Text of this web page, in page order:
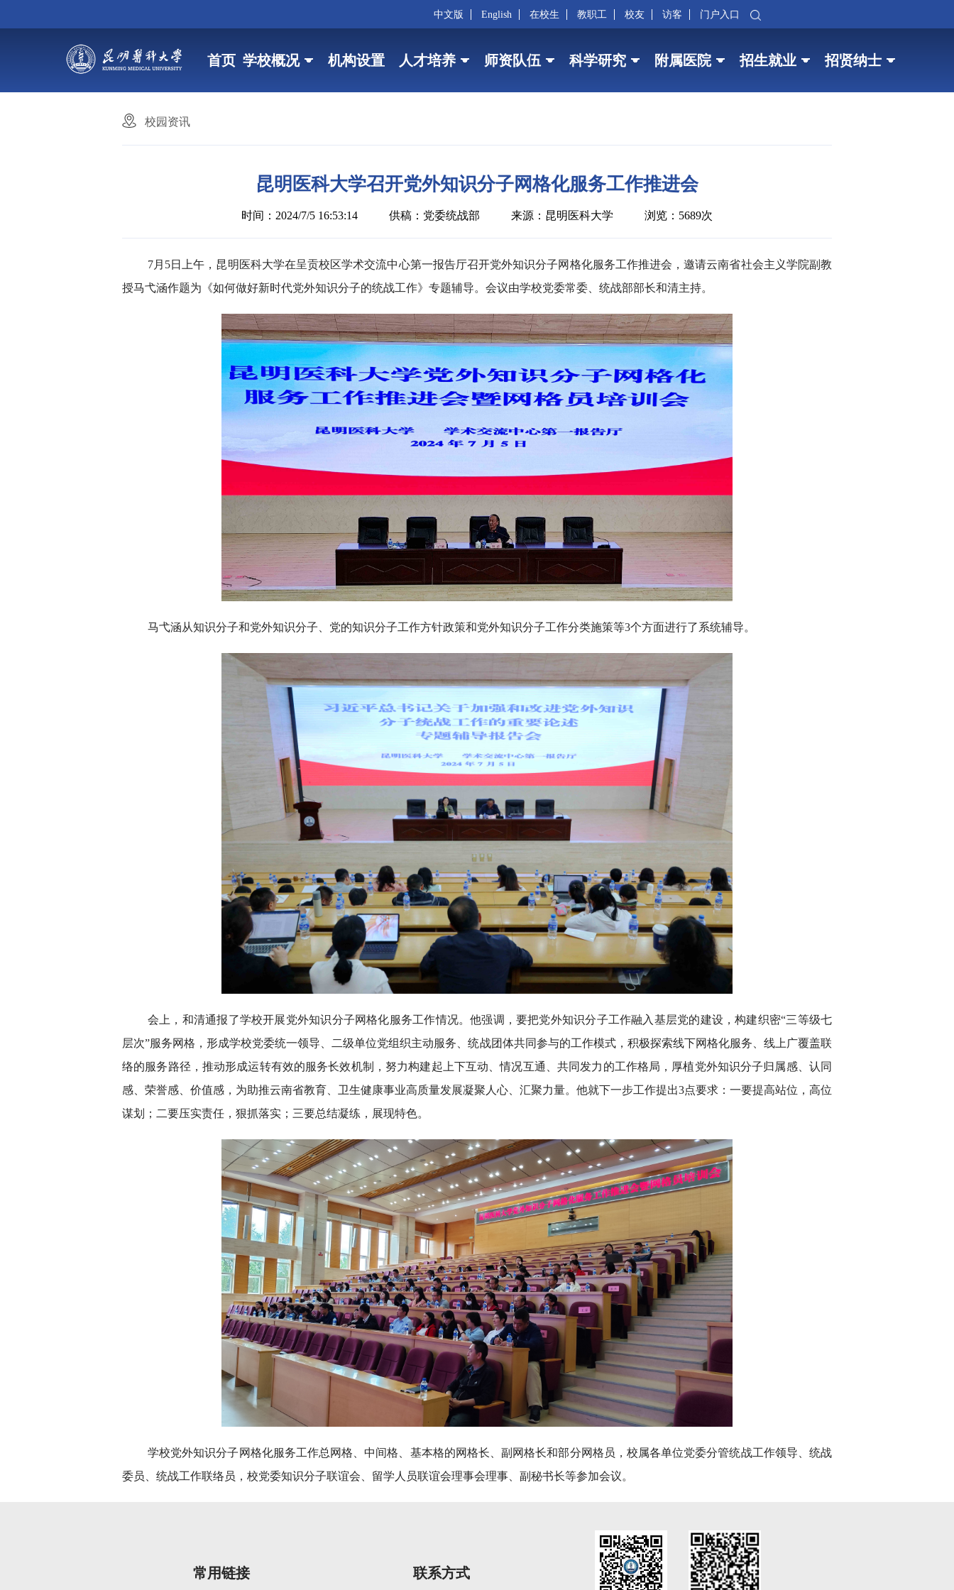
中文版 English 在校生 教职工 校友 访客 门户入口
首页 学校概况 机构设置 人才培养 师资队伍 科学研究 附属医院 招生就业 招贤纳士
校园资讯
昆明医科大学召开党外知识分子网格化服务工作推进会
时间：2024/7/5 16:53:14 供稿：党委统战部 来源：昆明医科大学 浏览：5689次
7月5日上午，昆明医科大学在呈贡校区学术交流中心第一报告厅召开党外知识分子网格化服务工作推进会，邀请云南省社会主义学院副教
授马弋涵作题为《如何做好新时代党外知识分子的统战工作》专题辅导。会议由学校党委常委、统战部部长和清主持。
马弋涵从知识分子和党外知识分子、党的知识分子工作方针政策和党外知识分子工作分类施策等3个方面进行了系统辅导。
会上，和清通报了学校开展党外知识分子网格化服务工作情况。他强调，要把党外知识分子工作融入基层党的建设，构建织密“三等级七
层次”服务网格，形成学校党委统一领导、二级单位党组织主动服务、统战团体共同参与的工作模式，积极探索线下网格化服务、线上广覆盖联
络的服务路径，推动形成运转有效的服务长效机制，努力构建起上下互动、情况互通、共同发力的工作格局，厚植党外知识分子归属感、认同
感、荣誉感、价值感，为助推云南省教育、卫生健康事业高质量发展凝聚人心、汇聚力量。他就下一步工作提出3点要求：一要提高站位，高位
谋划；二要压实责任，狠抓落实；三要总结凝练，展现特色。
学校党外知识分子网格化服务工作总网格、中间格、基本格的网格长、副网格长和部分网格员，校属各单位党委分管统战工作领导、统战
委员、统战工作联络员，校党委知识分子联谊会、留学人员联谊会理事会理事、副秘书长等参加会议。
常用链接 联系方式